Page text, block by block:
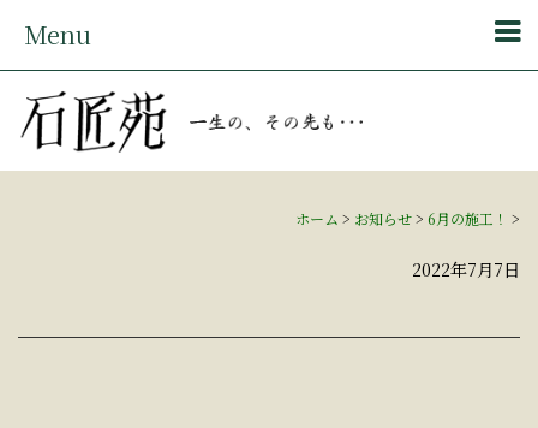
Menu
ホーム > お知らせ> 6月の施工！ >
2022年7月7日